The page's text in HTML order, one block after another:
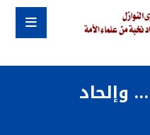
وإلحاد